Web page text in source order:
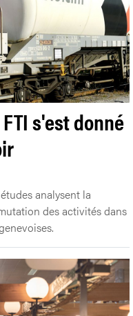
s'est donné
analysent la
des activités dans